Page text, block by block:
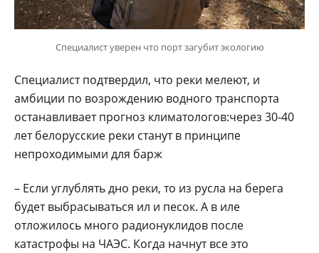
Специалист уверен что порт загубит экологию
Специалист подтвердил, что реки мелеют, и
амбиции по возрождению водного транспорта
останавливает прогноз климатологов:через 30-40
лет белорусские реки станут в принципе
непроходимыми для барж
– Если углублять дно реки, то из русла на берега
будет выбрасываться ил и песок. А в иле
отложилось много радионуклидов после
катастрофы на ЧАЭС. Когда начнут все это